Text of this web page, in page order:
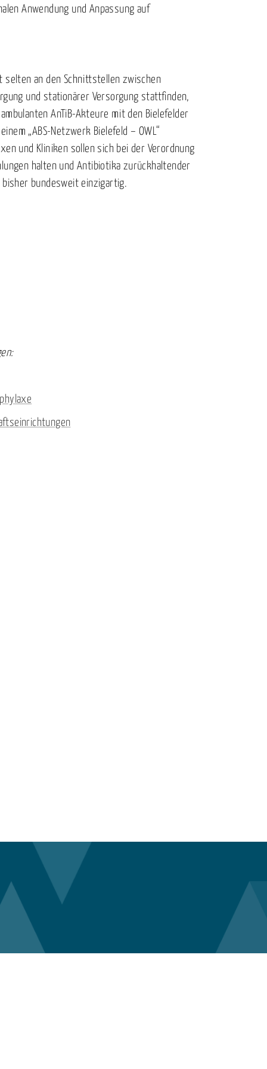
Anwendung und Anpassung auf
selten an den Schnittstellen zwischen
und stationärer Versorgung stattfinden,
AnTiB-Akteure mit den Bielefelder
„ABS-Netzwerk Bielefeld – OWL“
und Kliniken sollen sich bei der Verordnung
halten und Antibiotika zurückhaltender
bundesweit einzigartig.